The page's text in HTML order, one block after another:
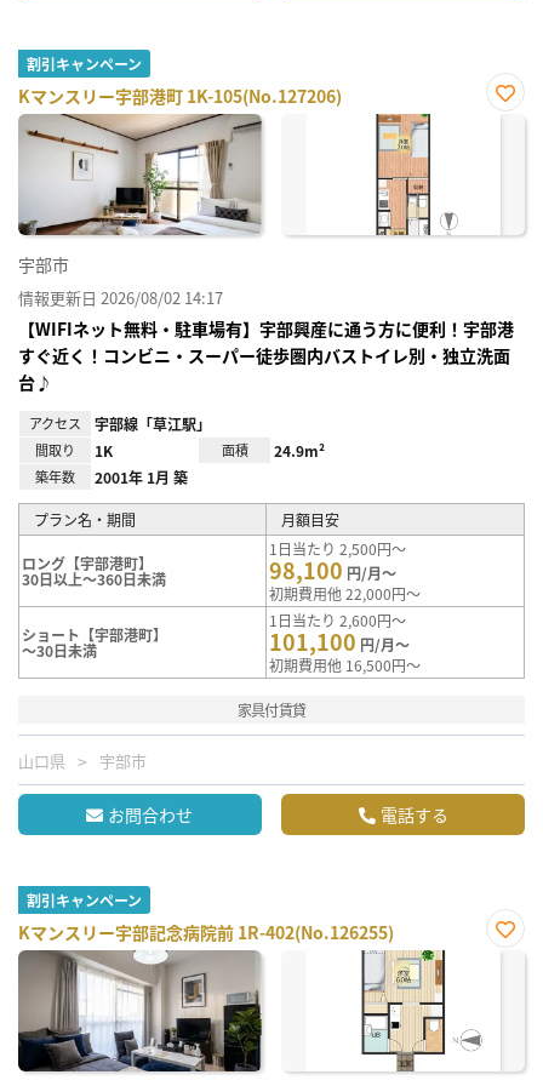
割引キャンペーン
Kマンスリー宇部港町 1K-105(No.127206)
お気
宇部市
情報更新日 2026/08/02 14:17
【WIFIネット無料・駐車場有】宇部興産に通う方に便利！宇部港
すぐ近く！コンビニ・スーパー徒歩圏内バストイレ別・独立洗面
台♪
アクセス 宇部線「草江駅」
間取り 1K 面積 24.9m²
築年数 2001年 1月 築
プラン名・期間 月額目安
ロング【宇部港町】
30日以上～360日未満
1日当たり 2,500円～
98,100 円/月～
初期費用他 22,000円～
ショート【宇部港町】
～30日未満
1日当たり 2,600円～
101,100 円/月～
初期費用他 16,500円～
家具付賃貸
山口県 宇部市
お問合わせ 電話する
割引キャンペーン
Kマンスリー宇部記念病院前 1R-402(No.126255)
お気